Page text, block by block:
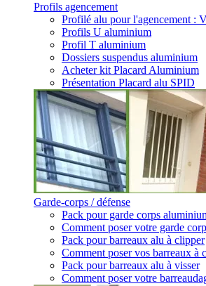
Profils agencement
Profilé alu pour l'agencement :
Profils U aluminium
Profil T aluminium
Dossiers suspendus aluminium
Acheter kit Placard Aluminium
Présentation Placard alu SPID
Garde-corps / défense
Pack pour garde corps
Comment poser votre garde
Pack pour barreaux alu à clipper
Comment poser vos barreaux à
Pack pour barreaux alu à visser
Comment poser votre